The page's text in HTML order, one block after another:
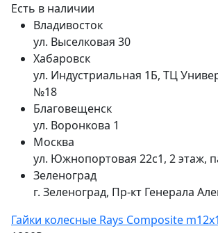
Есть в наличии
Владивосток
ул. Выселковая 30
Хабаровск
ул. Индустриальная 1Б, ТЦ
№18
Благовещенск
ул. Воронкова 1
Москва
ул. Южнопортовая 22с1, 2 этаж,
Зеленоград
г. Зеленоград, Пр-кт Генерала
Гайки колесные Rays Composite